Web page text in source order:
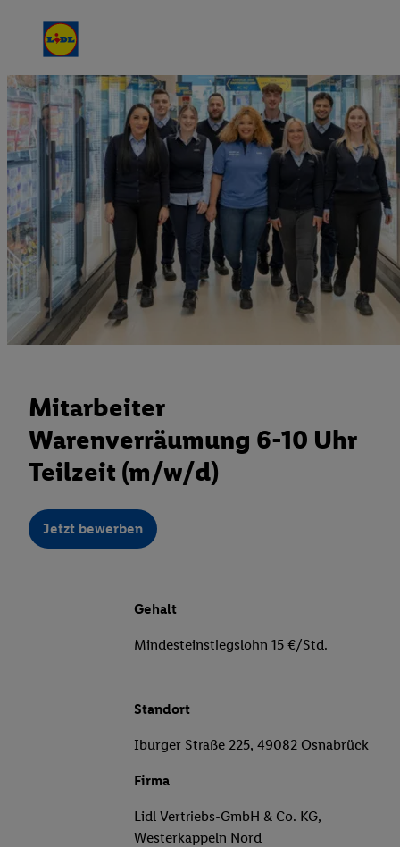
Mitarbeiter
Warenverräumung 6-10 Uhr
Teilzeit (m/w/d)
Jetzt bewerben
Gehalt
Mindesteinstiegslohn 15 €/Std.
Standort
Iburger Straße 225, 49082 Osnabrück
Firma
Lidl Vertriebs-GmbH & Co. KG,
Westerkappeln Nord